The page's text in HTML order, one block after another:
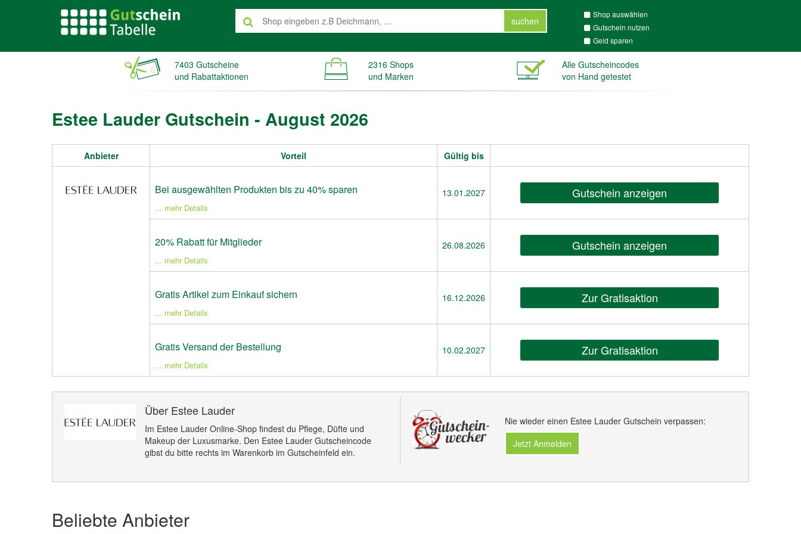
suchen
Shop auswählen
Gutschein nutzen
Geld sparen
7403 Gutscheine
und Rabattaktionen
2316 Shops
und Marken
Alle Gutscheincodes
von Hand getestet
Estee Lauder Gutschein - August 2026
Anbieter Vorteil Gültig bis
Bei ausgewählten Produkten bis zu 40% sparen
... mehr Details
13.01.2027 Gutschein anzeigen
20% Rabatt für Mitglieder
... mehr Details
26.08.2026 Gutschein anzeigen
Gratis Artikel zum Einkauf sichern
... mehr Details
16.12.2026 Zur Gratisaktion
Gratis Versand der Bestellung
... mehr Details
10.02.2027 Zur Gratisaktion
Über Estee Lauder
Im Estee Lauder Online-Shop findest du Pflege, Düfte und
Makeup der Luxusmarke. Den Estee Lauder Gutscheincode
gibst du bitte rechts im Warenkorb im Gutscheinfeld ein.
Nie wieder einen Estee Lauder Gutschein verpassen:
Jetzt Anmelden
Beliebte Anbieter